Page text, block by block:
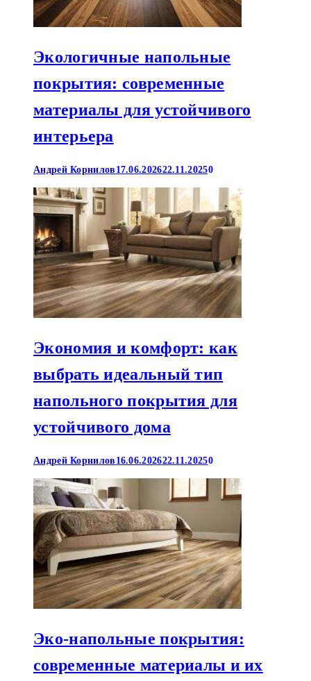
Экологичные напольные
покрытия: современные
материалы для устойчивого
интерьера
Андрей Корнилов 17.06.202622.11.20250
Экономия и комфорт: как
выбрать идеальный тип
напольного покрытия для
устойчивого дома
Андрей Корнилов 16.06.202622.11.20250
Эко-напольные покрытия:
современные материалы и их